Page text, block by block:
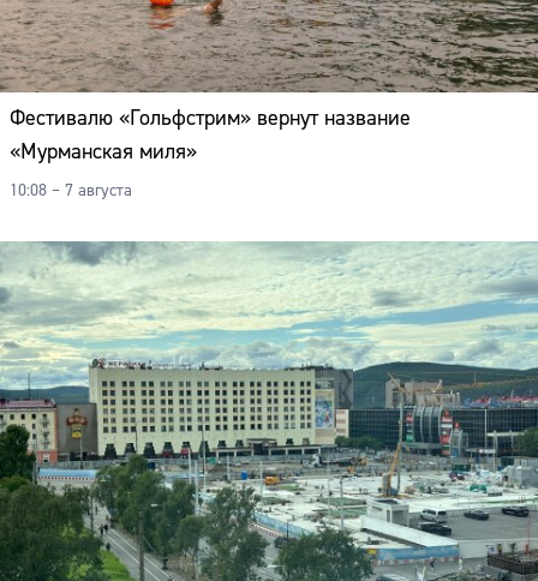
Фестивалю «Гольфстрим» вернут название
«Мурманская миля»
10:08 – 7 августа